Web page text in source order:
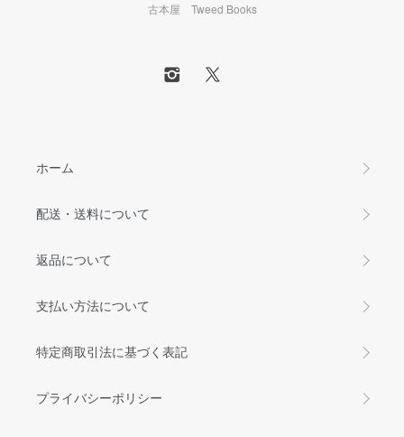
古本屋 Tweed Books
ホーム
配送・送料について
返品について
支払い方法について
特定商取引法に基づく表記
プライバシーポリシー